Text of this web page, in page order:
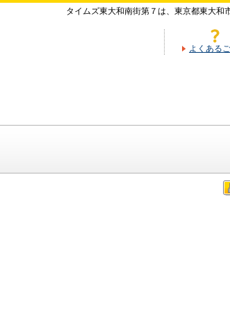
タイムズ東大和南街第７は、東京都東大和
よくある